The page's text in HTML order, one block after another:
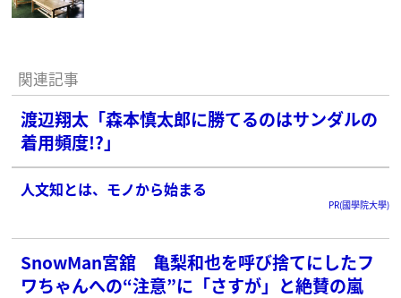
関連記事
渡辺翔太「森本慎太郎に勝てるのはサンダルの
着用頻度!?」
人文知とは、モノから始まる
PR(國學院大學)
SnowMan宮舘 亀梨和也を呼び捨てにしたフ
ワちゃんへの“注意”に「さすが」と絶賛の嵐